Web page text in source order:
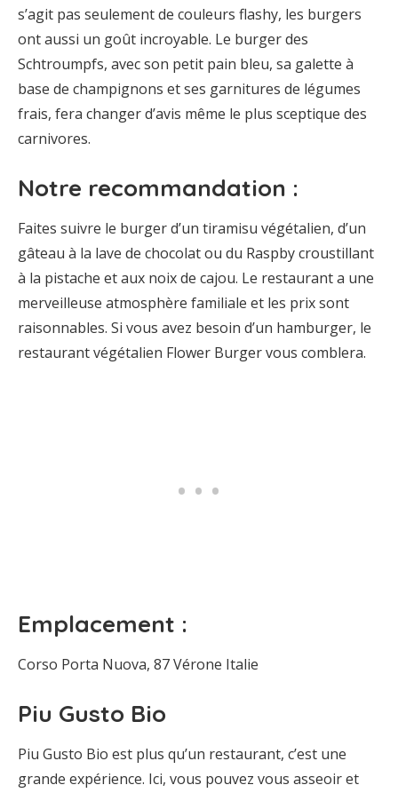
s’agit pas seulement de couleurs flashy, les burgers
ont aussi un goût incroyable. Le burger des
Schtroumpfs, avec son petit pain bleu, sa galette à
base de champignons et ses garnitures de légumes
frais, fera changer d’avis même le plus sceptique des
carnivores.
Notre recommandation :
Faites suivre le burger d’un tiramisu végétalien, d’un
gâteau à la lave de chocolat ou du Raspby croustillant
à la pistache et aux noix de cajou. Le restaurant a une
merveilleuse atmosphère familiale et les prix sont
raisonnables. Si vous avez besoin d’un hamburger, le
restaurant végétalien Flower Burger vous comblera.
Emplacement :
Corso Porta Nuova, 87 Vérone Italie
Piu Gusto Bio
Piu Gusto Bio est plus qu’un restaurant, c’est une
grande expérience. Ici, vous pouvez vous asseoir et